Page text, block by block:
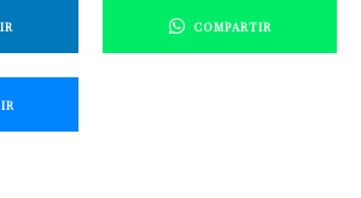
COMPARTIR